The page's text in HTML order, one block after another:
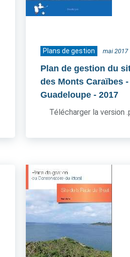
Plans de gestion mai 2017
Plan de gestion du
des Monts Caraïbes -
Guadeloupe - 2017
Télécharger la version